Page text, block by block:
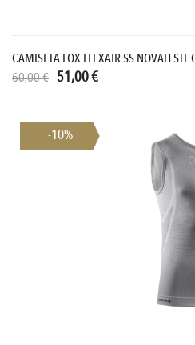
CAMISETA FOX FLEXAIR SS NOVAH STL
60,00 € 51,00 €
-10%